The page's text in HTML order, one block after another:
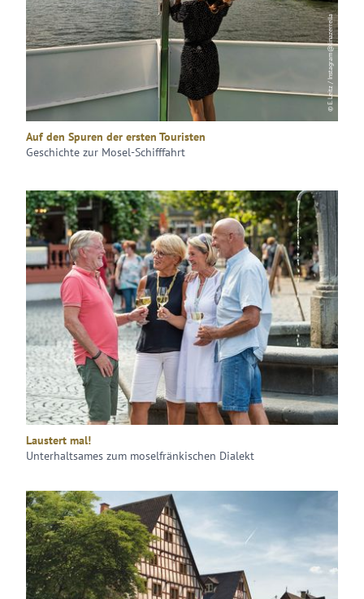
© E. Leitz / Instagram@linazerrella
Auf den Spuren der ersten Touristen
Geschichte zur Mosel-Schifffahrt
Laustert mal!
Unterhaltsames zum moselfränkischen Dialekt